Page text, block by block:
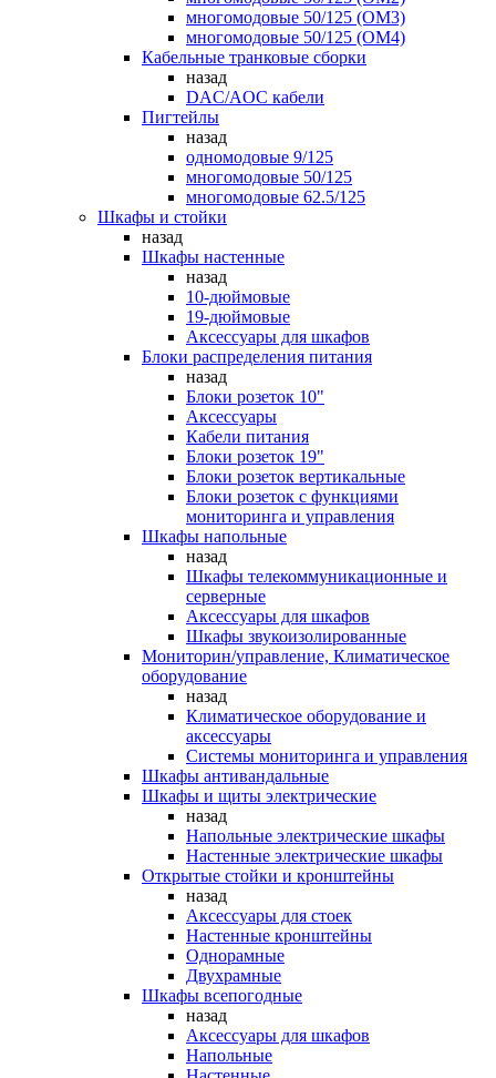
многомодовые 50/125 (OM3)
многомодовые 50/125 (OM4)
Кабельные транковые сборки
назад
DAC/AOC кабели
Пигтейлы
назад
одномодовые 9/125
многомодовые 50/125
многомодовые 62.5/125
Шкафы и стойки
назад
Шкафы настенные
назад
10-дюймовые
19-дюймовые
Аксессуары для шкафов
Блоки распределения питания
назад
Блоки розеток 10"
Аксессуары
Кабели питания
Блоки розеток 19"
Блоки розеток вертикальные
Блоки розеток с функциями
мониторинга и управления
Шкафы напольные
назад
Шкафы телекоммуникационные и
серверные
Аксессуары для шкафов
Шкафы звукоизолированные
Мониторин/управление, Климатическое
оборудование
назад
Климатическое оборудование и
аксессуары
Системы мониторинга и управления
Шкафы антивандальные
Шкафы и щиты электрические
назад
Напольные электрические шкафы
Настенные электрические шкафы
Открытые стойки и кронштейны
назад
Аксессуары для стоек
Настенные кронштейны
Однорамные
Двухрамные
Шкафы всепогодные
назад
Аксессуары для шкафов
Напольные